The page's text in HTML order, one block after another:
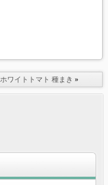
ホワイトトマト 種まき »